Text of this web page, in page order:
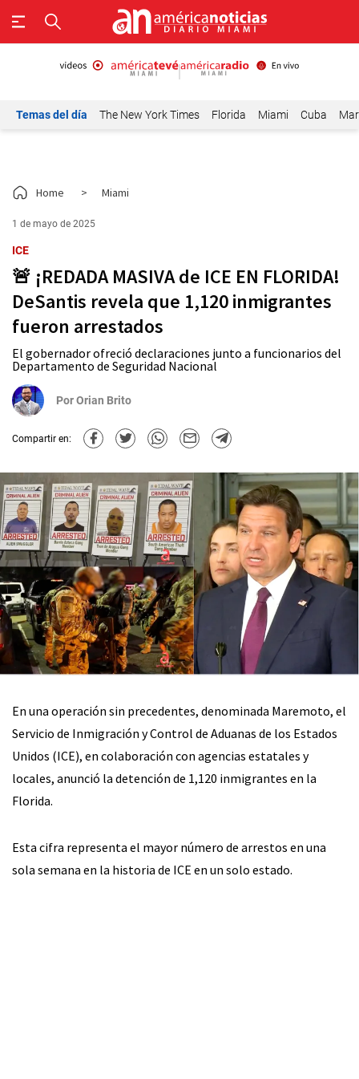
Temas del día The New York Times Florida Miami Cuba
Home > Miami
1 de mayo de 2025
ICE
🚨 ¡REDADA MASIVA de ICE EN FLORIDA!
DeSantis revela que 1,120 inmigrantes
fueron arrestados
El gobernador ofreció declaraciones junto a funcionarios del
Departamento de Seguridad Nacional
PorOrian Brito
Compartir en:
En una operación sin precedentes, denominada Maremoto, el
Servicio de Inmigración y Control de Aduanas de los Estados
Unidos (ICE), en colaboración con agencias estatales y
locales, anunció la detención de 1,120 inmigrantes en la
Florida.
Esta cifra representa el mayor número de arrestos en una
sola semana en la historia de ICE en un solo estado.